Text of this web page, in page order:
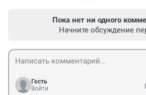
Пока нет ни одного
Начните обсуждение
Гость
Войти